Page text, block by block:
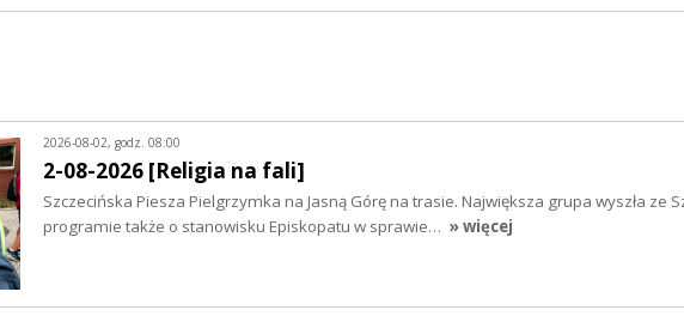
2026-08-02, godz. 08:00
2-08-2026 [Religia na fali]
Szczecińska Piesza Pielgrzymka na Jasną Górę na trasie. Największa grupa wyszła ze
programie także o stanowisku Episkopatu w sprawie… » więcej